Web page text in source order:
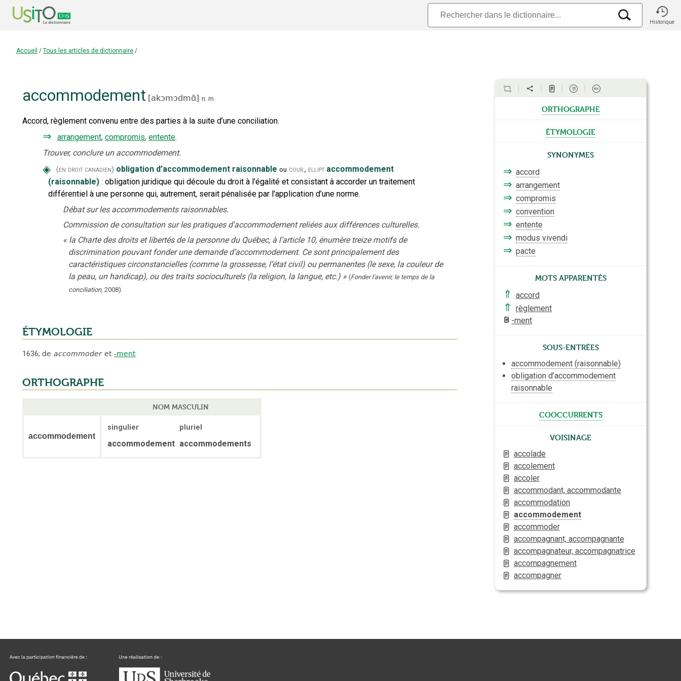
Historique
Accueil / Tous les articles de dictionnaire /
accommodement [akɔmɔdmɑ̃] n. m.
Accord, règlement convenu entre des parties à la suite d’une conciliation.
⇒ arrangement, compromis, entente.
Trouver, conclure un accommodement.
◈ (en droit canadien) obligation d’accommodement raisonnable ou cour., ellipt accommodement
(raisonnable) : obligation juridique qui découle du droit à l'égalité et consistant à accorder un traitement
différentiel à une personne qui, autrement, serait pénalisée par l'application d’une norme.
Débat sur les accommodements raisonnables.
Commission de consultation sur les pratiques d'accommodement reliées aux différences culturelles.
« la Charte des droits et libertés de la personne du Québec, à l’article 10, énumère treize motifs de
discrimination pouvant fonder une demande d’accommodement. Ce sont principalement des
caractéristiques circonstancielles (comme la grossesse, l’état civil) ou permanentes (le sexe, la couleur de
la peau, un handicap), ou des traits socioculturels (la religion, la langue, etc.) » (Fonder l'avenir, le temps de la
conciliation, 2008).
ÉTYMOLOGIE
1636; de accommoder et -ment.
ORTHOGRAPHE
NOM MASCULIN
accommodement
singulier pluriel
accommodement accommodements
orthographe
étymologie
Synonymes
⇒ accord
⇒ arrangement
⇒ compromis
⇒ convention
⇒ entente
⇒ modus vivendi
⇒ pacte
Mots apparentés
⇑
accord
⇑
règlement
-ment
Sous-entrées
accommodement (raisonnable)
obligation d’accommodement
raisonnable
cooccurrents
Voisinage
accolade
accolement
accoler
accommodant, accommodante
accommodation
accommodement
accommoder
accompagnant, accompagnante
accompagnateur, accompagnatrice
accompagnement
accompagner